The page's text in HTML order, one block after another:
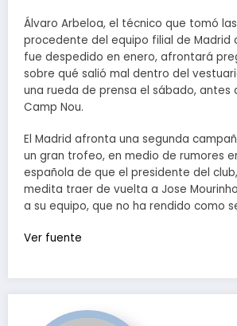
Álvaro Arbeloa, el técnico que tomó
procedente del equipo filial de Madrid
fue despedido en enero, afrontará
sobre qué salió mal dentro del
una rueda de prensa el sábado, antes
Camp Nou.
El Madrid afronta una segunda
un gran trofeo, en medio de rumores
española de que el presidente del
medita traer de vuelta a Jose
a su equipo, que no ha rendido como
Ver fuente